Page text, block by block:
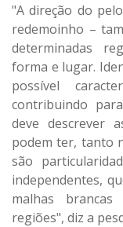
"A direção do
redemoinho –
determinadas
forma e lugar.
possível
contribuindo
deve descrever
podem ter, tanto
são
independentes,
malhas brancas
regiões", diz a